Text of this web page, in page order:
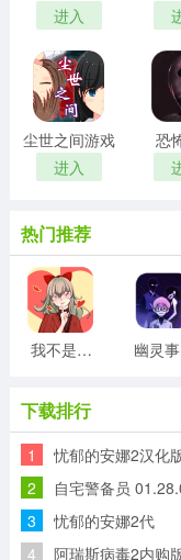
进入
尘世之间游戏
进入
恐
热门推荐
我不是渣女2游戏
下载排行
1 忧郁的安娜2汉化
2 自宅警备员
3 忧郁的安娜2代
4 阿瑞斯病毒2内购